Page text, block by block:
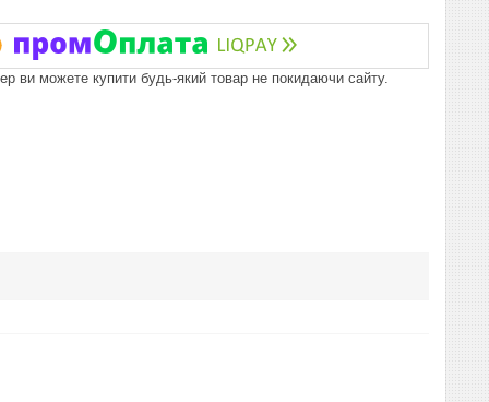
ви можете купити будь-який товар не покидаючи сайту.